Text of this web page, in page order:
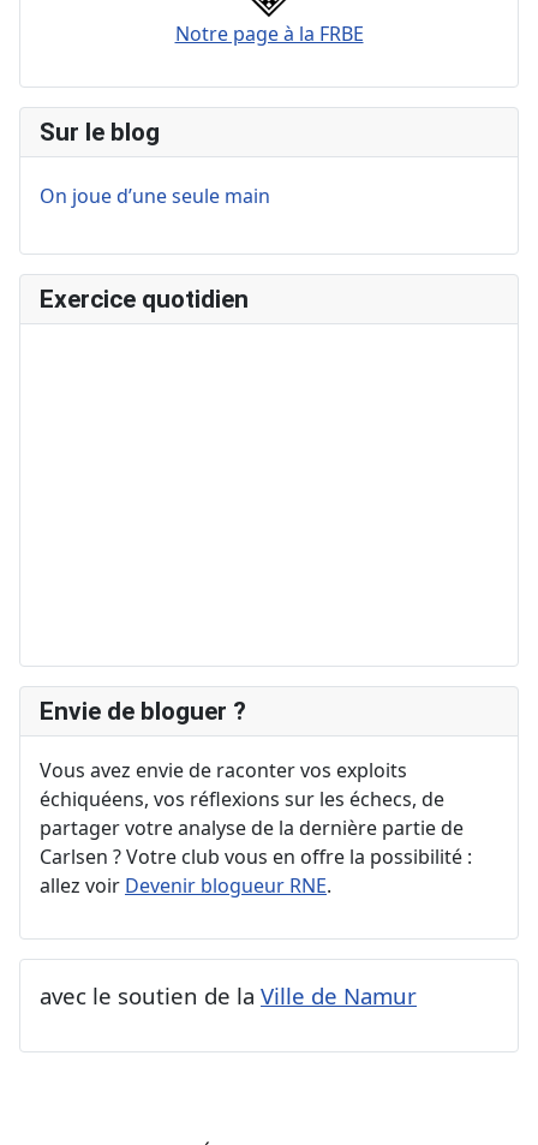
Notre page à la FRBE
Sur le blog
On joue d’une seule main
Exercice quotidien
Envie de bloguer ?
Vous avez envie de raconter vos exploits
échiquéens, vos réflexions sur les échecs, de
partager votre analyse de la dernière partie de
Carlsen ? Votre club vous en offre la possibilité :
allez voir Devenir blogueur RNE.
avec le soutien de la Ville de Namur